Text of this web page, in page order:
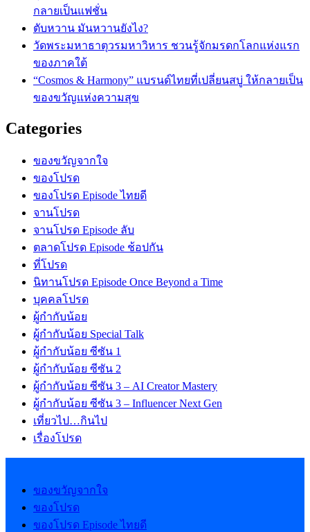
กลายเป็นแฟชั่น
ตับหวาน มันหวานยังไง?
วัดพระมหาธาตุวรมหาวิหาร ชวนรู้จักมรดกโลกแห่งแรก
ของภาคใต้
“Cosmos & Harmony” แบรนด์ไทยที่เปลี่ยนสบู่ ให้กลายเป็น
ของขวัญแห่งความสุข
Categories
ของขวัญจากใจ
ของโปรด
ของโปรด Episode ไทยดี
จานโปรด
จานโปรด Episode ลับ
ตลาดโปรด Episode ช้อปกัน
ที่โปรด
นิทานโปรด Episode Once Beyond a Time
บุคคลโปรด
ผู้กำกับน้อย
ผู้กำกับน้อย Special Talk
ผู้กำกับน้อย ซีซัน 1
ผู้กำกับน้อย ซีซัน 2
ผู้กำกับน้อย ซีซัน 3 – AI Creator Mastery
ผู้กำกับน้อย ซีซัน 3 – Influencer Next Gen
เที่ยวไป…กินไป
เรื่องโปรด
ของขวัญจากใจ
ของโปรด
ของโปรด Episode ไทยดี